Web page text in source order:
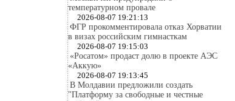
температурном провале
2026-08-07 19:21:13
ФГР прокомментировала отказ Хорватии
в визах российским гимнасткам
2026-08-07 19:15:03
«Росатом» продаст долю в проекте АЭС
«Аккую»
2026-08-07 19:13:45
В Молдавии предложили создать
"Платформу за свободные и честные